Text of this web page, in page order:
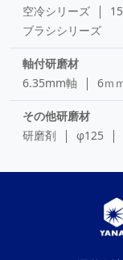
空冷シリーズ
ブラシシリーズ
軸付研磨材
6.35mm軸
6ｍ
その他研磨材
研磨剤
φ125